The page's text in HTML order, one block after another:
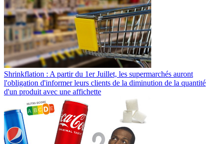
Shrinkflation : A partir du 1er Juillet, les supermarchés auront
l'obligation d'informer leurs clients de la diminution de la quantité
d'un produit avec une affichette